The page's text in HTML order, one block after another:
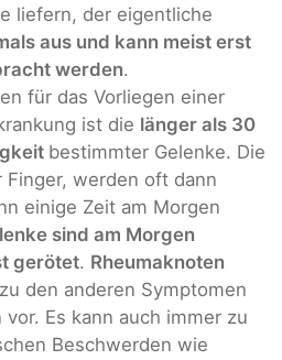
liefern, der eigentliche
aus und kann meist erst
werden.
für das Vorliegen einer
ist die länger als 30
bestimmter Gelenke. Die
werden oft dann
einige Zeit am Morgen
sind am Morgen
gerötet. Rheumaknoten
den anderen Symptomen
Es kann auch immer zu
Beschwerden wie